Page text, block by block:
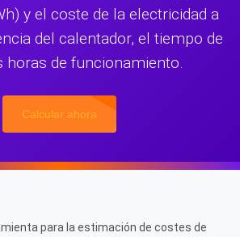
y el coste de la electricidad a
del calentador, el tiempo de
horas de funcionamiento.
Calcular ahora
para la estimación de costes de